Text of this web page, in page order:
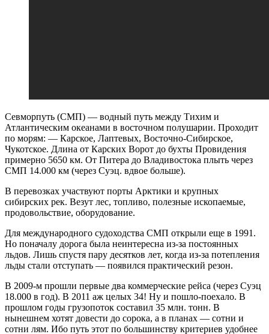
Севморпуть (СМП) — водный путь между Тихим и
Атлантическим океанами в восточном полушарии. Проходит
по морям: — Карское, Лаптевых, Восточно-Сибирское,
Чукотское. Длина от Карских Ворот до бухты Провидения
примерно 5650 км. От Питера до Владивостока плыть через
СМП 14.000 км (через Суэц. вдвое больше).
В перевозках участвуют порты Арктики и крупных
сибирских рек. Везут лес, топливо, полезные ископаемые,
продовольствие, оборудование.
Для международного судоходства СМП открыли еще в 1991.
Но поначалу дорога была неинтересна из-за постоянных
льдов. Лишь спустя пару десятков лет, когда из-за потепления
льды стали отступать — появился практический резон.
В 2009-м прошли первые два коммерческие рейса (через Суэц
18.000 в год). В 2011 аж целых 34! Ну и пошло-поехало. В
прошлом годы грузопоток составил 35 млн. тонн. В
нынешнем хотят довести до сорока, а в планах — сотни и
сотни лям. Ибо путь этот по большинству критериев удобнее